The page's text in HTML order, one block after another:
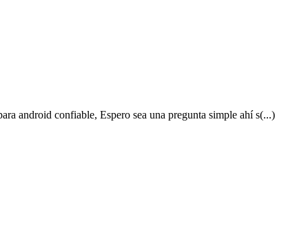
android confiable, Espero sea una pregunta simple ahí s(...)